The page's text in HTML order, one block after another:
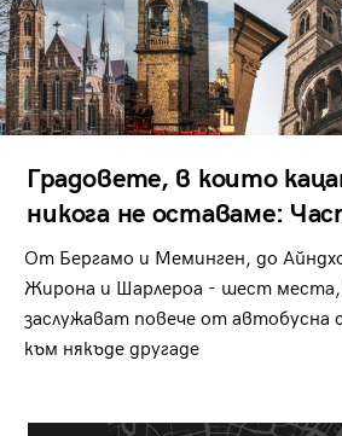
Градовете, в които
никога не оставаме:
От Бергамо и Меминген, до
Жирона и Шарлероа - шест
заслужават повече от автобусна
към някъде другаде